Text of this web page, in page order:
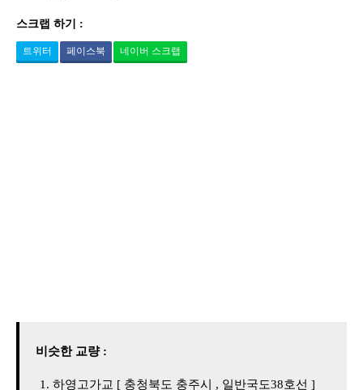
스크랩 하기 :
트위터 페이스북 네이버 스크랩
비슷한 교량 :
하영고가교 [ 충청북도 충주시 , 일반국도38호선 ]